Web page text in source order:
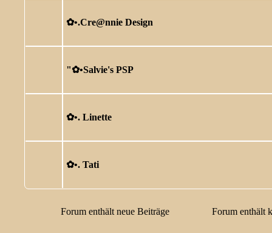
✿ •.Cre@nnie Design
"✿ •Salvie's PSP
✿ •. Linette
✿ •. Tati
Forum enthält neue Beiträge Forum enthält